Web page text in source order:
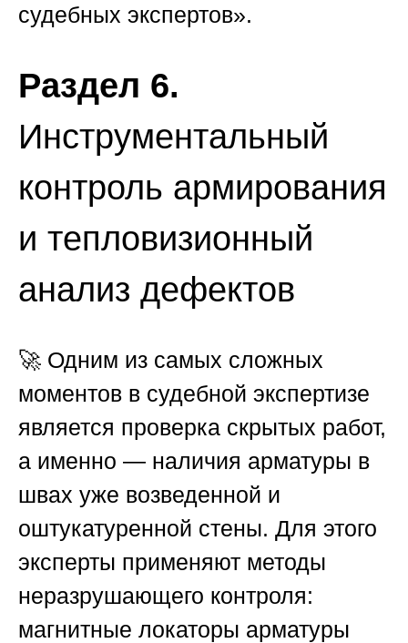
судебных экспертов».
Раздел 6.
Инструментальный
контроль армирования
и тепловизионный
анализ дефектов
🚀 Одним из самых сложных
моментов в судебной экспертизе
является проверка скрытых работ,
а именно — наличия арматуры в
швах уже возведенной и
оштукатуренной стены. Для этого
эксперты применяют методы
неразрушающего контроля:
магнитные локаторы арматуры